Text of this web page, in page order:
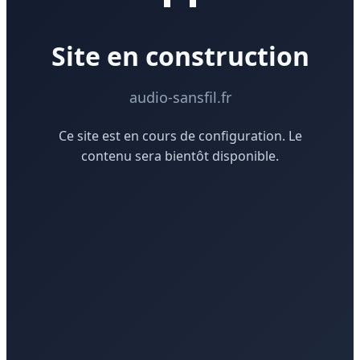
Site en construction
audio-sansfil.fr
Ce site est en cours de configuration. Le
contenu sera bientôt disponible.